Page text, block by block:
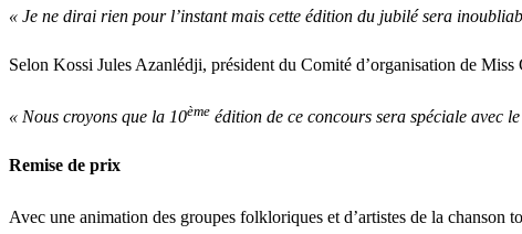
« Je ne dirai rien pour l’instant mais cette édition du jubilé sera
Selon Kossi Jules Azanlédji, président du Comité d’organisation de
« Nous croyons que la 10ème édition de ce concours sera spéciale avec
Remise de prix
Avec une animation des groupes folkloriques et d’artistes de la chanson